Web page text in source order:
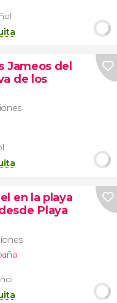
Jameos del
de los
en la playa
Playa